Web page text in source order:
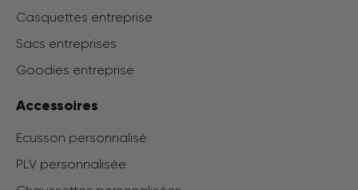
Casquettes entreprise
Sacs entreprises
Goodies entreprise
Accessoires
Ecusson personnalisé
PLV personnalisée